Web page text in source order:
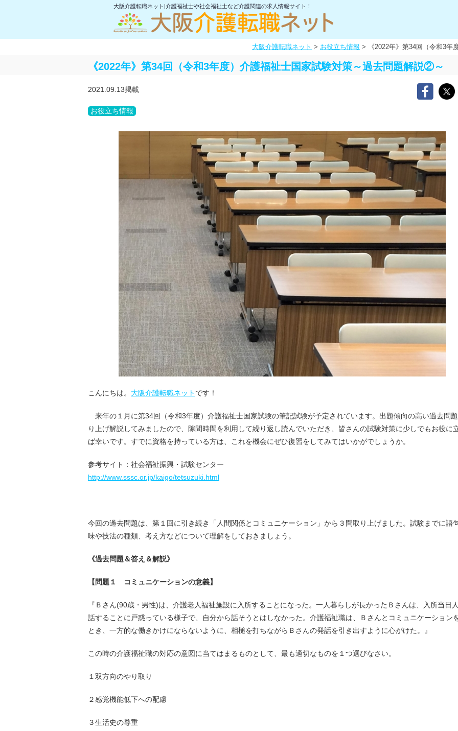
大阪介護転職ネット|介護福祉士や社会福祉士など介護関連の求人情報サイト！
大阪介護転職ネット > お役立ち情報 > 《2022年》第34回（令和3
《2022年》第34回（令和3年度）介護福祉士国家試験対策～過去問題解説②～
2021.09.13掲載
お役立ち情報
こんにちは。 大阪介護転職ネット です！
来年の１月に第34回（令和3年度）介護福祉士国家試験の筆記試験が予定されています。出題傾向の高い過去問
り上げ解説してみましたので、隙間時間を利用して繰り返し読んでいただき、皆さんの試験対策に少しでもお役に
ば幸いです。すでに資格を持っている方は、これを機会にぜひ復習をしてみてはいかがでしょうか。
参考サイト：社会福祉振興・試験センター
http://www.sssc.or.jp/kaigo/tetsuzuki.html
今回の過去問題は、第１回に引き続き「人間関係とコミュニケーション」から３問取り上げました。試験までに語
味や技法の種類、考え方などについて理解をしておきましょう。
《過去問題＆答え＆解説》
【問題１ コミュニケーションの意義】
『Ｂさん(90歳・男性)は、介護老人福祉施設に入所することになった。一人暮らしが長かったＢさんは、入所当日
話することに戸惑っている様子で、自分から話そうとはしなかった。介護福祉職は、Ｂさんとコミュニケーション
とき、一方的な働きかけにならないように、相槌を打ちながらＢさんの発話を引き出すように心がけた。』
この時の介護福祉職の対応の意図に当てはまるものとして、最も適切なものを１つ選びなさい。
１双方向のやり取り
２感覚機能低下への配慮
３生活史の尊重